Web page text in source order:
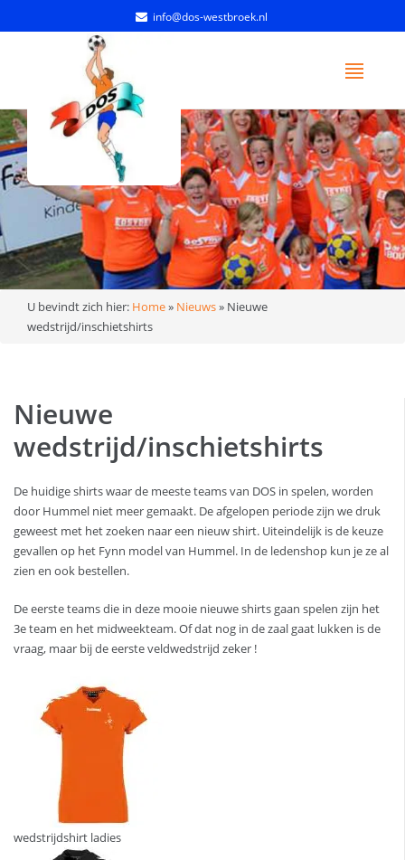
info@dos-westbroek.nl
U bevindt zich hier: Home» Nieuws» Nieuwe
wedstrijd/inschietshirts
Nieuwe
wedstrijd/inschietshirts
De huidige shirts waar de meeste teams van DOS in spelen, worden
door Hummel niet meer gemaakt. De afgelopen periode zijn we druk
geweest met het zoeken naar een nieuw shirt. Uiteindelijk is de keuze
gevallen op het Fynn model van Hummel. In de ledenshop kun je ze al
zien en ook bestellen.
De eerste teams die in deze mooie nieuwe shirts gaan spelen zijn het
3e team en het midweekteam. Of dat nog in de zaal gaat lukken is de
vraag, maar bij de eerste veldwedstrijd zeker !
wedstrijdshirt ladies